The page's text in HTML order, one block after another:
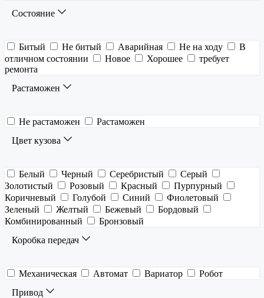
Состояние
Битый Не битый Аварийная Не на ходу
В
отличном состоянии
Новое Хорошее
требует
ремонта
Растаможен
Не растаможен
Растаможен
Цвет кузова
Белый Черный Серебристый
Серый
Золотистый
Розовый Красный
Пурпурный
Коричневый
Голубой Синий
Фиолетовый
Зеленый
Желтый Бежевый
Бордовый
Комбинированный
Бронзовый
Коробка передач
Механическая Автомат Вариатор
Робот
Привод